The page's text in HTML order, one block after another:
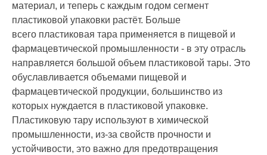
материал, и теперь с каждым годом сегмент
пластиковой упаковки растёт. Больше
всего пластиковая тара применяется в пищевой и
фармацевтической промышленности - в эту отрасль
направляется большой объем пластиковой тары. Это
обуславливается объемами пищевой и
фармацевтической продукции, большинство из
которых нуждается в пластиковой упаковке.
Пластиковуютаруиспользуютв химической
промышленности, из-за свойств прочности и
устойчивости, этоважно для предотвращения